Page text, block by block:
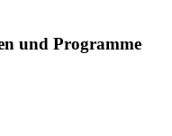
und Programme